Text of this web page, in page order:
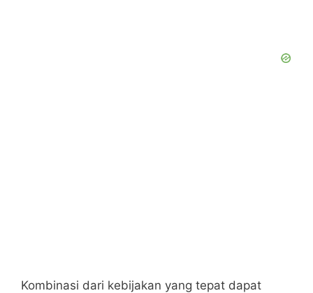
Kombinasi dari kebijakan yang tepat dapat